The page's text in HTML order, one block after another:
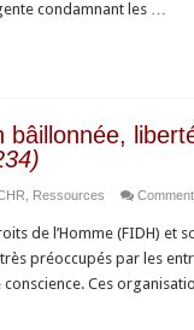
Droits
Erevan,
en
Arménie,
condamnant les …
bâillonnée,
Ressources
de l’Homme (FIDH) et
préoccupés par les
Ces